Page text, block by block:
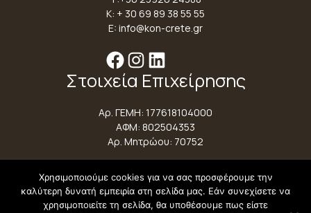
Κ: + 30 69 89 38 55 55
E: info@kon-crete.gr
Facebook
Instagram
Linkedin
Στοιχεία Επιχείρησης
Αρ. ΓΕΜΗ: 177618104000
ΑΦΜ: 802504353
Αρ. Μητρώου: 70752
Copyright © 2026 | All rights reserved | Web Design &
Χρησιμοποιούμε cookies για να σας προσφέρουμε την
καλύτερη δυνατή εμπειρία στη σελίδα μας. Εάν συνεχίσετε να
χρησιμοποιείτε τη σελίδα, θα υποθέσουμε πως είστε